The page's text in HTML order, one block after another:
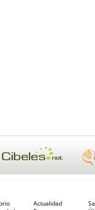
Actualidad